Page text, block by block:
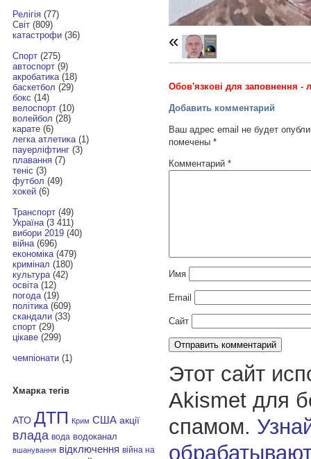
Релігія(77)
Світ(809)
катастрофи(36)
Спорт(275)
автоспорт(9)
акробатика(18)
баскетбол (29)
бокс (14)
велоспорт(10)
волейбол (28)
карате(6)
легка атлетика(1)
пауерліфтинг(3)
плавання(7)
теніс (3)
футбол (49)
хокей(6)
Транспорт(49)
Україна(3 411)
вибори 2019(40)
війна(696)
економіка(479)
кримінал (180)
культура(42)
освіта(12)
погода(19)
політика(609)
скандали(33)
спорт(29)
цікаве(299)
чемпіонати(1)
Хмарка тегів
АТО ДТП Крим США акції
влада вода водоканал
вшанування відключення війна на
«
Обов'язкові для заповнення -
Добавить комментарий
Ваш адрес email не будет
помечены *
Комментарий *
Имя
Email
Сайт
Этот сайт
Akismet для
спамом.